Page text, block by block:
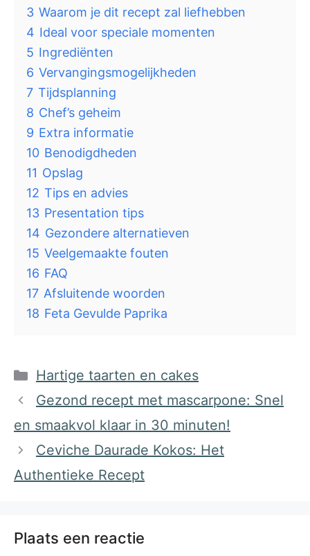
3 Waarom je dit recept zal liefhebben
4 Ideal voor speciale momenten
5 Ingrediënten
6 Vervangingsmogelijkheden
7 Tijdsplanning
8 Chef’s geheim
9 Extra informatie
10 Benodigdheden
11 Opslag
12 Tips en advies
13 Presentation tips
14 Gezondere alternatieven
15 Veelgemaakte fouten
16 FAQ
17 Afsluitende woorden
18 Feta Gevulde Paprika
Categorieën
Hartige taarten en cakes
Gezond recept met mascarpone: Snel
en smaakvol klaar in 30 minuten!
Ceviche Daurade Kokos: Het
Authentieke Recept
Plaats een reactie